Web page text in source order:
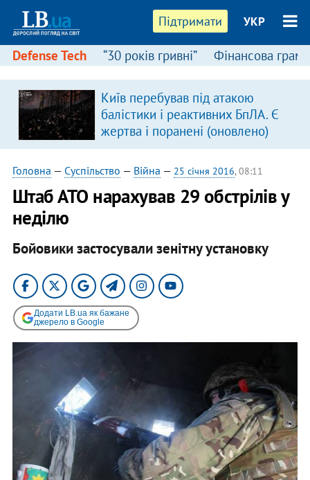
Підтримати УКР
Defense Tech “30 років гривні” Фінансова
Київ перебував під атакою
балістики і реактивних БпЛА. Є
жертва і поранені (оновлено)
Головна — Суспільство — Війна — 25 січня 2016, 08:11
Штаб АТО нарахував 29 обстрілів у
неділю
Бойовики застосували зенітну установку
Додати LB.ua як бажане
джерело в Google